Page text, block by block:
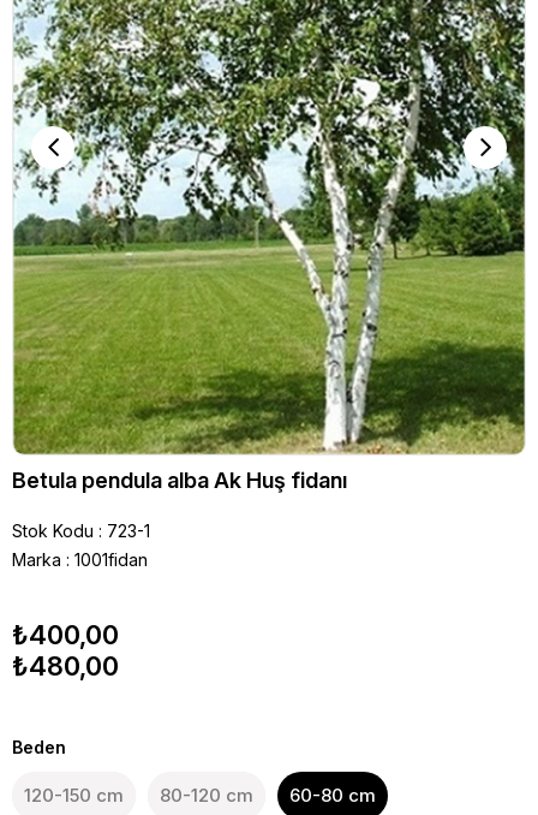
Betula pendula alba Ak Huş fidanı
Stok Kodu
723-1
Marka : 1001fidan
₺400,00
₺480,00
Beden
120-150 cm 80-120 cm 60-80 cm